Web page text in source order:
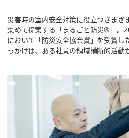
災害時の室内安全対策に役立つさまざ
集めて提案する「まるごと防災®︎」。
において「防災安全協会賞」を受賞し
っかけは、ある社員の領域横断的活動